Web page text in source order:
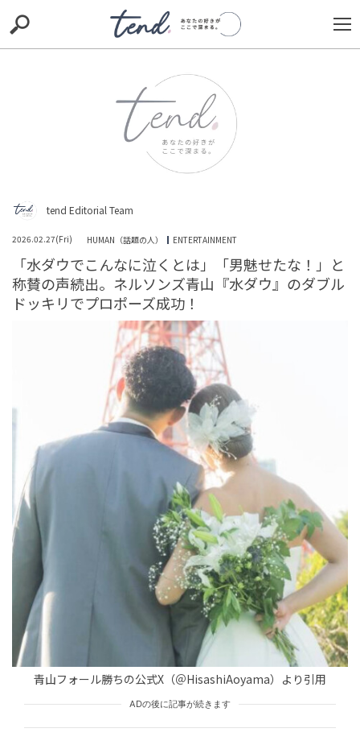
お出かけ original
RECOMMEND
【運命の出会い】はるな愛がプロ野球選手に『恋に落ち
ました』と告白！そのお相手とは？？？SNSでは「お似合
いです」と祝福の...
未分類
tend Editorial Team
「散歩してる時に取ってきたの」他人の庭から柿をとっ
てきた義母。だが、5歳の子供の正論に言葉が詰まった
STORY
tend Editorial Team
「学生時代モテモテだったとか」旧友の名を出した嫁の
友人。家族も知らない過去を語り始めた瞬間
TREND（トレンド深堀）
STORY
tend Editorial Team
tend Editorial Team
2026.02.27(Fri) HUMAN（話題の人） ENTERTAINMENT
「水ダウでこんなに泣くとは」「男魅せたな！」と
称賛の声続出。ネルソンズ青山『水ダウ』のダブル
ドッキリでプロポーズ成功！
青山フォール勝ちの公式X（＠HisashiAoyama）より引用
ADの後に記事が続きます